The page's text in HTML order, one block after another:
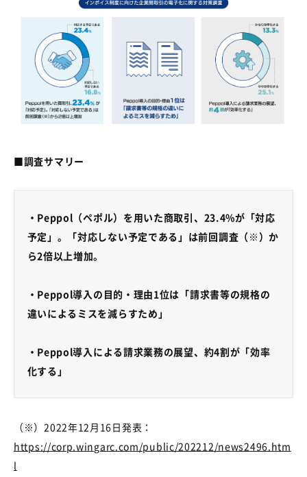
■調査サマリー
・ Peppol （ペポル）を用いた商取引、 23.4%が「対応
予定」。「対応しない予定である」は前回調査（※）か
ら2倍以上増加。
・ Peppol導入の目的・理由1位は「請求書等の規格の
違いによるミスを減らすため」
・ Peppol導入による請求業務の展望、約4割が「効率
化する」
（※）2022年12 月 16日発表：
https://corp.wingarc.com/public/202212/news2496.htm
l